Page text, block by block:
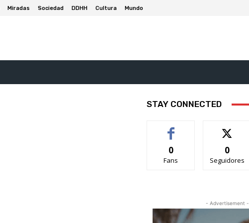
Miradas Sociedad DDHH Cultura Mundo
STAY CONNECTED
0
Fans
0
Seguidores
- Advertisement -